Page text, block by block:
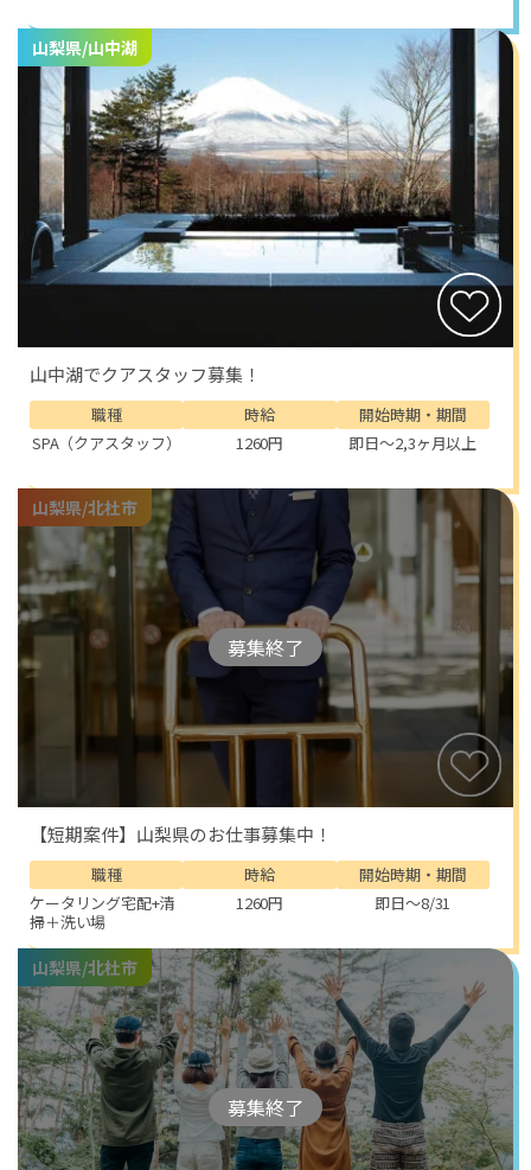
山梨県/山中湖
山中湖でクアスタッフ募集！
職種
SPA（クアスタッフ）
時給
1260円
開始時期・期間
即日～2,3ヶ月以上
募集終了
山梨県/北杜市
【短期案件】山梨県のお仕事募集中！
職種
ケータリング宅配+清
掃＋洗い場
時給
1260円
開始時期・期間
即日～8/31
募集終了
山梨県/北杜市